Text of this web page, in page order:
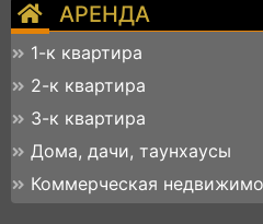
АРЕНДА
1-к квартира
2-к квартира
3-к квартира
Дома, дачи, таунхаусы
Коммерческая